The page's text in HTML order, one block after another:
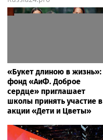
«Букет длиною в жизнь»:
фонд «АиФ. Доброе
сердце» приглашает
школы принять участие в
акции «Дети и Цветы»